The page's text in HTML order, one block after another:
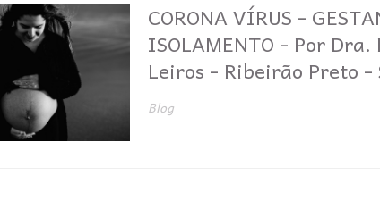
CORONA VÍRUS -
ISOLAMENTO - Por
Leiros - Ribeirão Preto -
Blog